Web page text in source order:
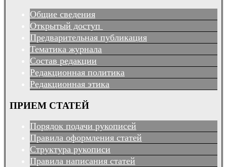
Общие сведения
Открытый доступ
Предварительная публикация
Тематика журнала
Состав редакции
Редакционная политика
Редакционная этика
ПРИЕМ СТАТЕЙ
Порядок подачи рукописей
Правила оформления статей
Структура рукописи
Правила написания статей